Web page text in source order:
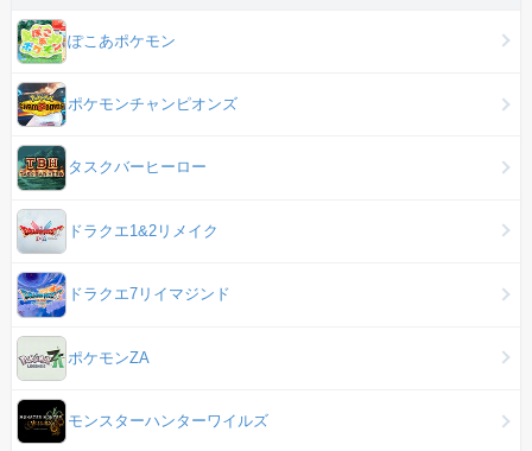
ぽこあポケモン
ポケモンチャンピオンズ
タスクバーヒーロー
ドラクエ1&2リメイク
ドラクエ7リイマジンド
ポケモンZA
モンスターハンターワイルズ